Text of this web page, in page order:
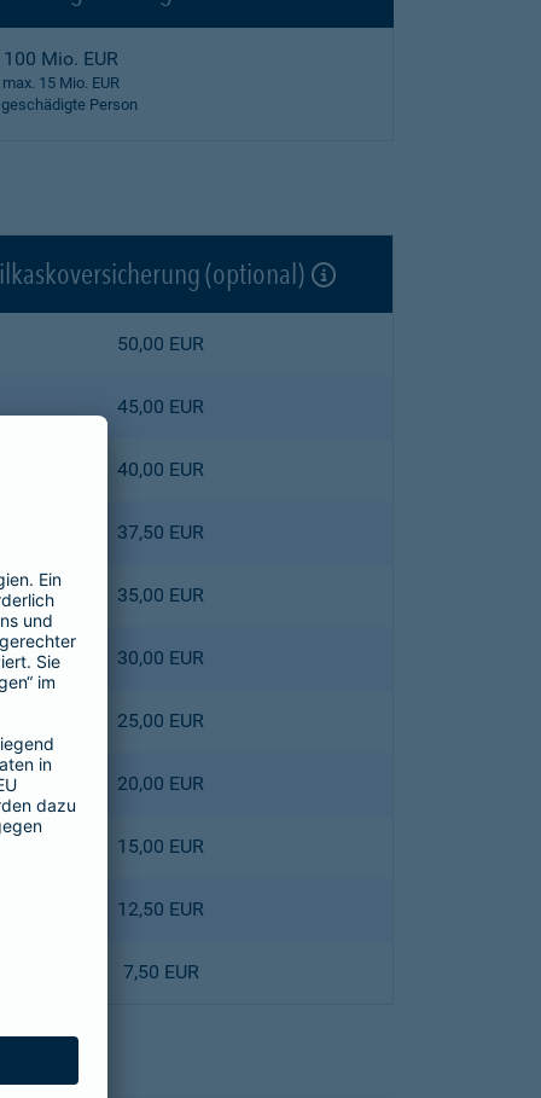
100 Mio. EUR
max. 15 Mio. EUR
Person
(optional)
50,00 EUR
45,00 EUR
40,00 EUR
37,50 EUR
35,00 EUR
30,00 EUR
25,00 EUR
20,00 EUR
15,00 EUR
12,50 EUR
7,50 EUR